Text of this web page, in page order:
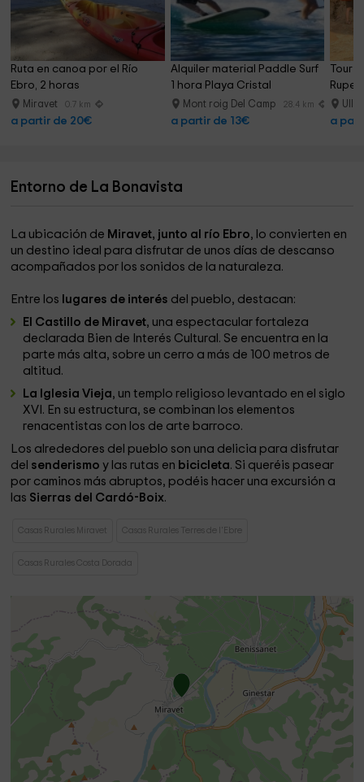
Ruta en canoa por el Río
Ebro, 2 horas
Miravet 0.7 km
a partir de 20€
Alquiler material Paddle Surf
1 hora Playa Cristal
Mont roig Del Camp 28.4 km
a partir de 13€
Tour
a
Entorno de La Bonavista
La ubicación de Miravet, junto al río Ebro, lo convierten en
un destino ideal para disfrutar de unos días de descanso
acompañados por los sonidos de la naturaleza.
Entre los lugares de interés del pueblo, destacan:
El Castillo de Miravet, una espectacular fortaleza
declarada Bien de Interés Cultural. Se encuentra en la
parte más alta, sobre un cerro a más de 100 metros de
altitud.
La Iglesia Vieja, un templo religioso levantado en el siglo
XVI. En su estructura, se combinan los elementos
renacentistas con los de arte barroco.
Los alrededores del pueblo son una delicia para disfrutar
del senderismoy las rutas en bicicleta. Si queréis pasear
por caminos más abruptos, podéis hacer una excursión a
las Sierras del Cardó-Boix.
Casas Rurales Miravet Casas Rurales Terres de l'Ebre
Casas Rurales Costa Dorada